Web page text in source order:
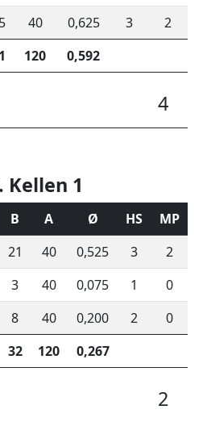
40 0,625 3
2
120 0,592
4
Kellen 1
B A Ø HS
MP
21 40 0,525 3
2
3 40 0,075 1
0
8 40 0,200 2
0
32
120 0,267
2